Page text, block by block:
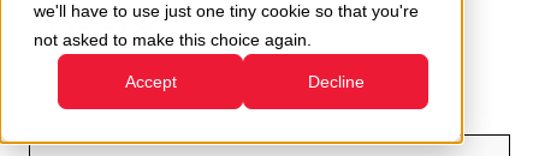
we'll have to use just one tiny cookie so that you're
not asked to make this choice again.
Accept Decline
Usato